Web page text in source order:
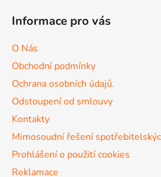
Informace pro vás
O Nás
Obchodní podmínky
Ochrana osobních údajů.
Odstoupení od smlouvy
Kontakty
Mimosoudní řešení
Prohlášení o použití cookies
Reklamace